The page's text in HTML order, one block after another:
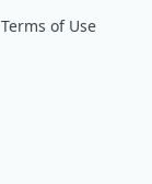
Terms of Use